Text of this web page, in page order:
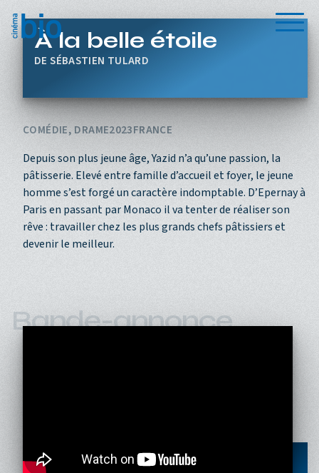
À la belle étoile
SÉBASTIEN TULARD
COMÉDIE, DRAME2023FRANCE
Depuis son plus jeune âge, Yazid n’a qu’une passion, la
pâtisserie. Elevé entre famille d’accueil et foyer, le jeune
homme s’est forgé un caractère indomptable. D’Epernay à
Paris en passant par Monaco il va tenter de réaliser son
rêve : travailler chez les plus grands chefs pâtissiers et
devenir le meilleur.
Bande-annonce